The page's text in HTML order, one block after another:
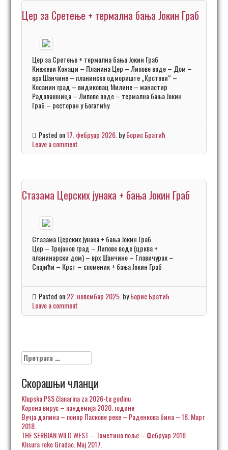
Цер за Сретење + термална бања Јокин Граб
Цер за Сретење + термална бања Јокин Граб
Кнежеви Конаци – Планина Цер – Липове воде – Дом –
врх Шанчине – планинско одмориште „Крстови“ –
Косанин град – видиковац Милине – манастир
Радовашница – Липове воде – термална бања Јокин
Граб – ресторан у Богатићу
Posted on17. фебруар 2026. byБорис Братић
Leave a comment
Стазама Церских јунака + бања Јокин Граб
Стазама Церских јунака + бања Јокин Граб
Цер – Тројанов град – Липове воде (црква +
планинарски дом) – врх Шанчине – Главичурак –
Спајићи – Крст – споменик + бања Јокин Граб
Posted on22. новембар 2025. byБорис Братић
Leave a comment
Претрага
за:
Скорашњи чланци
Klupska PSS članarina za 2026-tu godinu
Корона вирус – пандемија 2020. године
Вучја долина – понор Паскове реке – Раденкова бина – 18. Март
2018.
THE SERBIAN WILD WEST – Тометино поље – Фебруар 2018.
Klisura reke Gradac. Maj 2017.